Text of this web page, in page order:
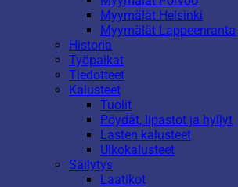
Myymälät Helsinki
Myymälät Lappeenranta
Historia
Työpaikat
Tiedotteet
Kalusteet
Tuolit
Pöydät, lipastot ja hyllyt
Lasten kalusteet
Ulkokalusteet
Säilytys
Laatikot